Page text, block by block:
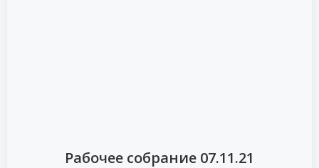
Рабочее собрание 07.11.21